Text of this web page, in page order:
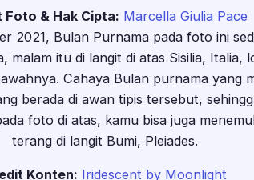
Foto & Hak Cipta: Marcella Giulia Pace
2021, Bulan Purnama pada foto ini
itu di langit di atas Sisilia, Italia,
Cahaya Bulan purnama yang
berada di awan tipis tersebut,
foto di atas, kamu bisa juga
terang di langit Bumi, Pleiades.
Konten: Iridescent by Moonlight